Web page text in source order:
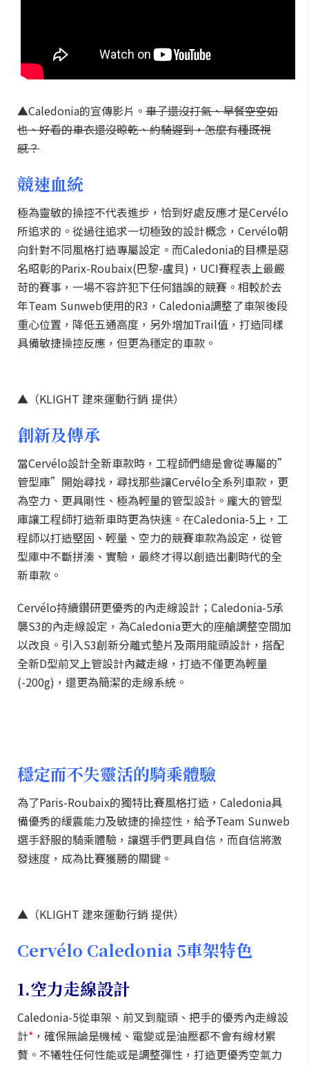
▲Caledonia的宣傳影片。 車子還沒打氣、早餐空空如
也、好看的車衣還沒晾乾、約騎遲到，怎麼有種既視
感？
競速血統
極為靈敏的操控不代表進步，恰到好處反應才是Cervélo
所追求的。從過往追求一切極致的設計概念，Cervélo朝
向針對不同風格打造專屬設定。而Caledonia的目標是惡
名昭彰的Parix-Roubaix(巴黎-盧貝)，UCI賽程表上最嚴
苛的賽事，一場不容許犯下任何錯誤的競賽。相較於去
年Team Sunweb使用的R3，Caledonia調整了車架後段
重心位置，降低五通高度，另外增加Trail值，打造同樣
具備敏捷操控反應，但更為穩定的車款。
▲（KLIGHT 建來運動行銷 提供）
創新及傳承
當Cervélo設計全新車款時，工程師們總是會從專屬的”
管型庫”開始尋找，尋找那些讓Cervélo全系列車款，更
為空力、更具剛性、極為輕量的管型設計。龐大的管型
庫讓工程師打造新車時更為快速。在Caledonia-5上，工
程師以打造堅固、輕量、空力的競賽車款為設定，從管
型庫中不斷拼湊、實驗，最終才得以創造出劃時代的全
新車款。
Cervélo持續鑽研更優秀的內走線設計；Caledonia-5承
襲S3的內走線設定，為Caledonia更大的座艙調整空間加
以改良。引入S3創新分離式墊片及兩用龍頭設計，搭配
全新D型前叉上管設計內藏走線，打造不僅更為輕量
(-200g)，還更為簡潔的走線系統。
穩定而不失靈活的騎乘體驗
為了Paris-Roubaix的獨特比賽風格打造，Caledonia具
備優秀的緩震能力及敏捷的操控性，給予Team Sunweb
選手舒服的騎乘體驗，讓選手們更具自信，而自信將激
發速度，成為比賽獲勝的關鍵。
▲（KLIGHT 建來運動行銷 提供）
Cervélo Caledonia 5車架特色
1.空力走線設計
Caledonia-5從車架、前叉到龍頭、把手的優秀內走線設
計* ，確保無論是機械、電變或是油壓都不會有線材累
贅。不犧牲任何性能或是調整彈性，打造更優秀空氣力